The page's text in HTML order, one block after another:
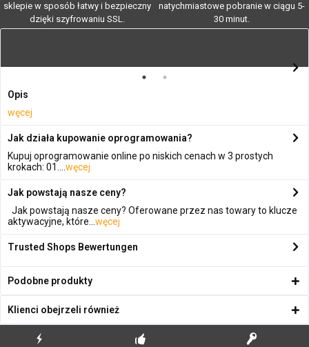
sklepie w sposób łatwy i bezpieczny
dzięki szyfrowaniu SSL.
natychmiastowe pobranie w ciągu 5-
30 minut.
Opis
węcej
Jak działa kupowanie oprogramowania?
Kupuj oprogramowanie online po niskich cenach w 3 prostych
krokach: 01.... węcej
Jak powstają nasze ceny?
Jak powstają nasze ceny? Oferowane przez nas towary to klucze
aktywacyjne, które... węcej
Trusted Shops Bewertungen
Podobne produkty
Klienci obejrzeli również